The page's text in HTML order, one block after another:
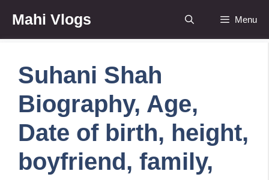
content
Mahi Vlogs Menu
Suhani Shah
Biography, Age,
Date of birth, height,
boyfriend, family,